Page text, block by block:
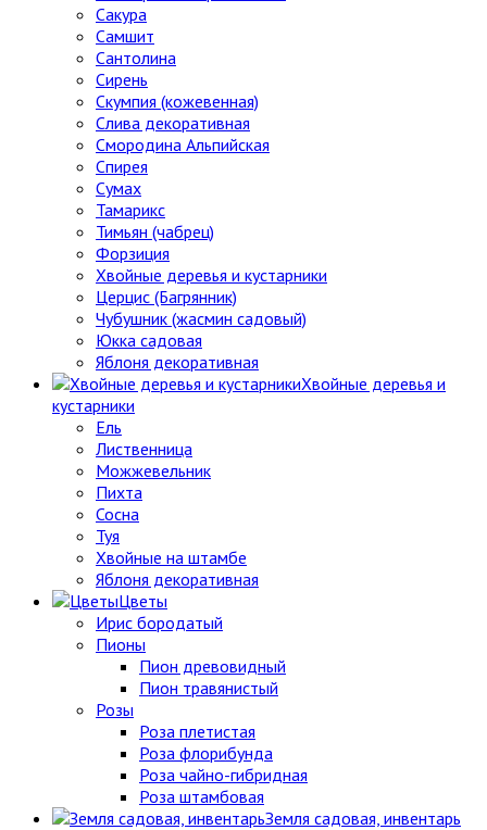
Сакура
Самшит
Сантолина
Сирень
Скумпия (кожевенная)
Слива декоративная
Смородина Альпийская
Спирея
Сумах
Тамарикс
Тимьян (чабрец)
Форзиция
Хвойные деревья и кустарники
Церцис (Багрянник)
Чубушник (жасмин садовый)
Юкка садовая
Яблоня декоративная
Хвойные деревья и
кустарники
Ель
Лиственница
Можжевельник
Пихта
Сосна
Туя
Хвойные на штамбе
Яблоня декоративная
Цветы
Ирис бородатый
Пионы
Пион древовидный
Пион травянистый
Розы
Роза плетистая
Роза флорибунда
Роза чайно-гибридная
Роза штамбовая
Земля садовая, инвентарь